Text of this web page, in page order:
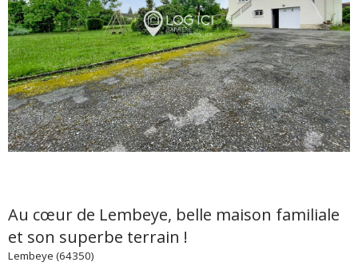
Au cœur de Lembeye, belle maison familiale
et son superbe terrain !
Lembeye (64350)